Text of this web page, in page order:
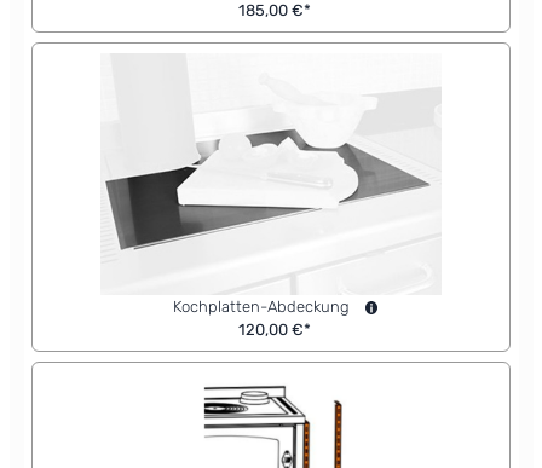
185,00 €*
Kochplatten-Abdeckung
120,00 €*